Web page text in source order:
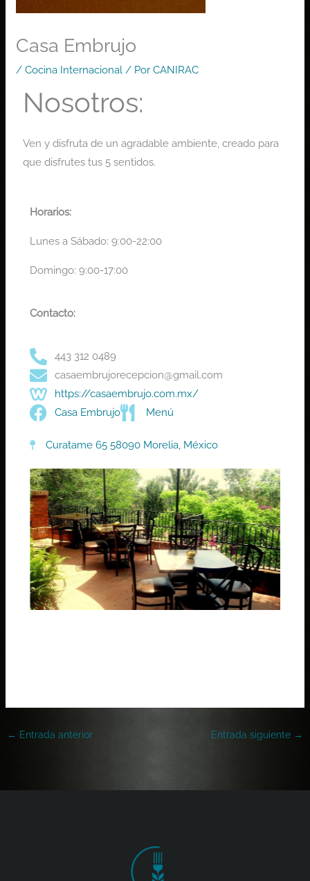
Casa Embrujo
/Cocina Internacional / PorCANIRAC
Nosotros:
Ven y disfruta de un agradable ambiente, creado para
que disfrutes tus 5 sentidos.
Horarios:
Lunes a Sábado: 9:00-22:00
Domingo: 9:00-17:00
Contacto:
443 312 0489
casaembrujorecepcion@gmail.com
https://casaembrujo.com.mx/
Casa Embrujo
Menú
Curatame 65 58090 Morelia, México
← Entrada anterior Entrada siguiente →